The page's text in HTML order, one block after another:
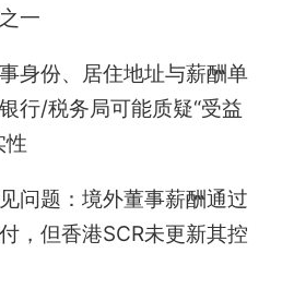
一
身份、居住地址与薪酬单
行/税务局可能质疑“受益
性
问题：境外董事薪酬通过
，但香港SCR未更新其控